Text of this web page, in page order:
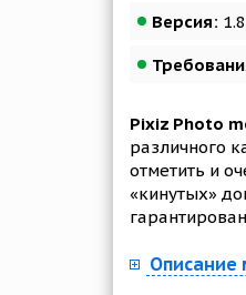
Версия:
Pixiz Photo
различного
отметить и
«кинутых»
Описание